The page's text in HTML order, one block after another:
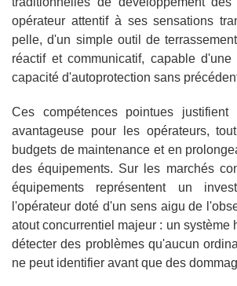
opérateur attentif à ses sensations
pelle, d'un simple outil de
réactif et communicatif, capable
capacité d'autoprotection sans
Ces compétences pointues justifient
avantageuse pour les opérateurs,
budgets de maintenance et en
des équipements. Sur les marchés
équipements représentent un
l'opérateur doté d'un sens aigu de
atout concurrentiel majeur : un système
détecter des problèmes qu'aucun
ne peut identifier avant que des